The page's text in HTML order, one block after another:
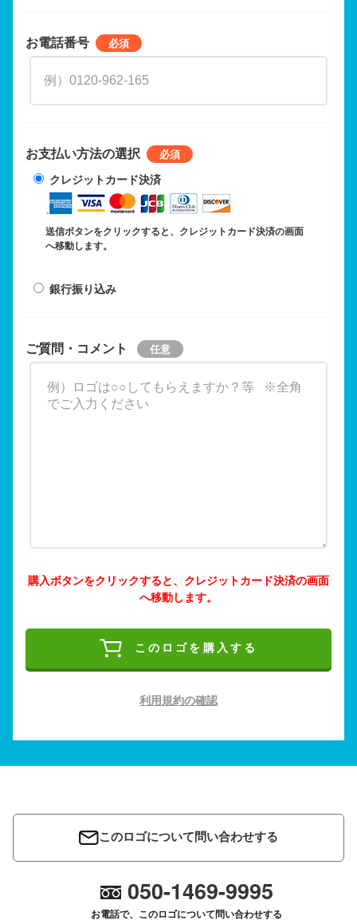
お電話番号
お支払い方法の選択
クレジットカード決済
送信ボタンをクリックすると、クレジットカード決済の画面
へ移動します。
銀行振り込み
ご質問・コメント
購入ボタンをクリックすると、クレジットカード決済の画面
へ移動します。
このロゴを購入する
利用規約の確認
このロゴについて問い合わせする
050-1469-9995
お電話で、このロゴについて問い合わせする